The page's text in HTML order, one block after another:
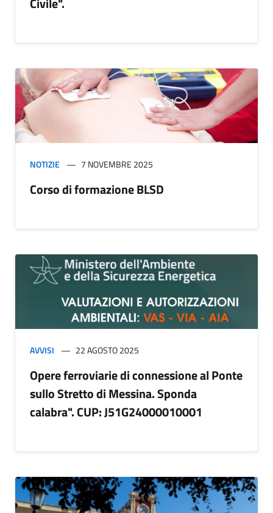
NOTIZIE 7 NOVEMBRE 2025
Corso di formazione BLSD
AVVISI 22 AGOSTO 2025
Opere ferroviarie di connessione al Ponte
sullo Stretto di Messina. Sponda
calabra". CUP: J51G24000010001